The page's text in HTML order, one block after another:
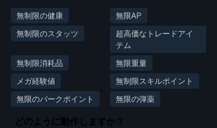
無制限の健康
無限AP
無制限のスタッツ
超高価なトレードアイ
テム
無制限消耗品
無限重量
メガ経験値
無制限スキルポイント
無限のパークポイント
無限の弾薬
どのように動作しますか？